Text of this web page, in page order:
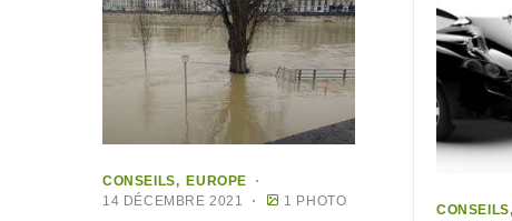
CONSEILS
EUROPE
14 DÉCEMBRE 2021
1 PHOTO
CONSEILS